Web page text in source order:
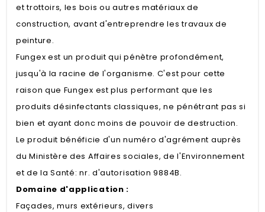
et trottoirs, les bois ou autres matériaux de
construction, avant d'entreprendre les travaux de
peinture.
Fungex est un produit qui pénètre profondément,
jusqu'à la racine de l'organisme. C'est pour cette
raison que Fungex est plus performant que les
produits désinfectants classiques, ne pénétrant pas si
bien et ayant donc moins de pouvoir de destruction.
Le produit bénéficie d'un numéro d'agrément auprès
du Ministère des Affaires sociales, de l'Environnement
et de la Santé: nr. d'autorisation 9884B.
Domaine d'application :
Façades, murs extérieurs, divers